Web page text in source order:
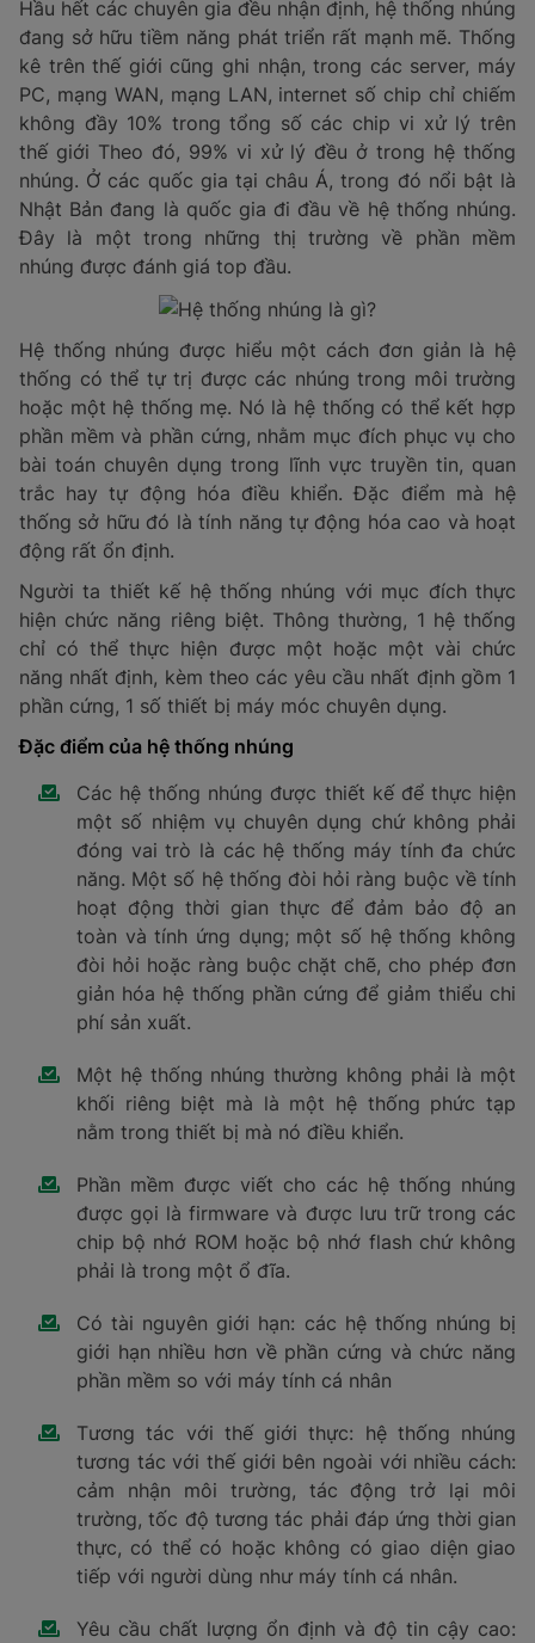
Hầu hết các chuyên gia đều nhận định, hệ thống nhúng
đang sở hữu tiềm năng phát triển rất mạnh mẽ. Thống
kê trên thế giới cũng ghi nhận, trong các server, máy
PC, mạng WAN, mạng LAN, internet số chip chỉ chiếm
không đầy 10% trong tổng số các chip vi xử lý trên
thế giới Theo đó, 99% vi xử lý đều ở trong hệ thống
nhúng. Ở các quốc gia tại châu Á, trong đó nổi bật là
Nhật Bản đang là quốc gia đi đầu về hệ thống nhúng.
Đây là một trong những thị trường về phần mềm
nhúng được đánh giá top đầu.
Hệ thống nhúng được hiểu một cách đơn giản là hệ
thống có thể tự trị được các nhúng trong môi trường
hoặc một hệ thống mẹ. Nó là hệ thống có thể kết hợp
phần mềm và phần cứng, nhằm mục đích phục vụ cho
bài toán chuyên dụng trong lĩnh vực truyền tin, quan
trắc hay tự động hóa điều khiển. Đặc điểm mà hệ
thống sở hữu đó là tính năng tự động hóa cao và hoạt
động rất ổn định.
Người ta thiết kế hệ thống nhúng với mục đích thực
hiện chức năng riêng biệt. Thông thường, 1 hệ thống
chỉ có thể thực hiện được một hoặc một vài chức
năng nhất định, kèm theo các yêu cầu nhất định gồm 1
phần cứng, 1 số thiết bị máy móc chuyên dụng.
Đặc điểm của hệ thống nhúng
Các hệ thống nhúng được thiết kế để thực hiện
một số nhiệm vụ chuyên dụng chứ không phải
đóng vai trò là các hệ thống máy tính đa chức
năng. Một số hệ thống đòi hỏi ràng buộc về tính
hoạt động thời gian thực để đảm bảo độ an
toàn và tính ứng dụng; một số hệ thống không
đòi hỏi hoặc ràng buộc chặt chẽ, cho phép đơn
giản hóa hệ thống phần cứng để giảm thiểu chi
phí sản xuất.
Một hệ thống nhúng thường không phải là một
khối riêng biệt mà là một hệ thống phức tạp
nằm trong thiết bị mà nó điều khiển.
Phần mềm được viết cho các hệ thống nhúng
được gọi là firmware và được lưu trữ trong các
chip bộ nhớ ROM hoặc bộ nhớ flash chứ không
phải là trong một ổ đĩa.
Có tài nguyên giới hạn: các hệ thống nhúng bị
giới hạn nhiều hơn về phần cứng và chức năng
phần mềm so với máy tính cá nhân
Tương tác với thế giới thực: hệ thống nhúng
tương tác với thế giới bên ngoài với nhiều cách:
cảm nhận môi trường, tác động trở lại môi
trường, tốc độ tương tác phải đáp ứng thời gian
thực, có thể có hoặc không có giao diện giao
tiếp với người dùng như máy tính cá nhân.
Yêu cầu chất lượng ổn định và độ tin cậy cao: